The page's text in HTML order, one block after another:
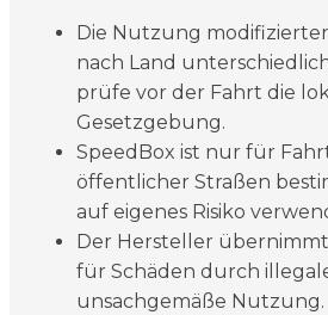
Die Nutzung modifizierter
nach Land
prüfe vor der Fahrt die
Gesetzgebung.
SpeedBox ist nur für
öffentlicher Straßen
auf eigenes Risiko
Der Hersteller
für Schäden durch
unsachgemäße Nutzung.